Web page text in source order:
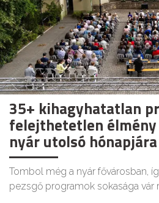
35+ kihagyhatatlan
felejthetetlen élmény
nyár utolsó hónapjára
Tombol még a nyár fővárosban,
pezsgő programok sokasága vár